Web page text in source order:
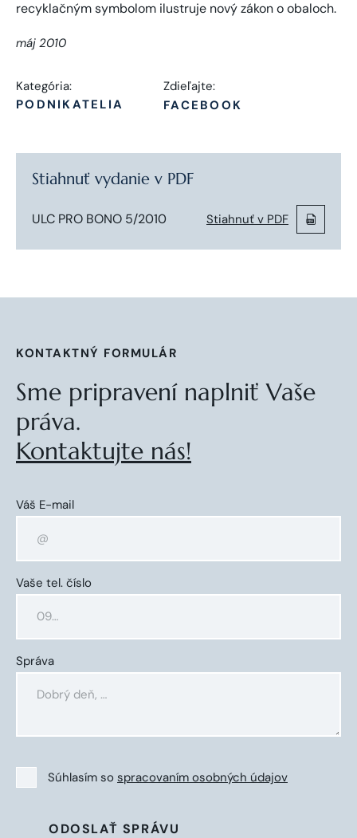
máj 2010
Kategória:
PODNIKATELIA
Zdieľajte:
FACEBOOK
Stiahnuť vydanie v PDF
ULC PRO BONO 5/2010 Stiahnuť v PDF
KONTAKTNÝ FORMULÁR
Sme pripravení naplniť Vaše
práva.
Kontaktujte nás!
Váš E-mail
Vaše tel. číslo
Správa
Súhlasím so spracovaním osobných údajov
ODOSLAŤ SPRÁVU